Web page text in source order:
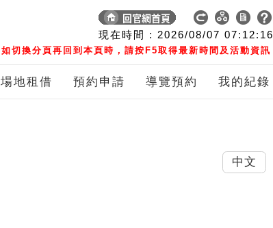
現在時間 : 2026/08/07 07:12:17
如切換分頁再回到本頁時，請按F5取得最新時間及活動資訊
場地租借 預約申請 導覽預約 我的紀錄